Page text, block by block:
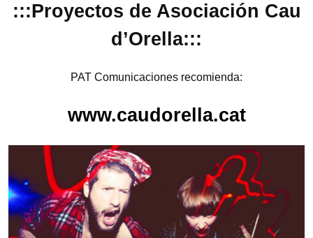
:::Proyectos de Asociación Cau
d’Orella:::
PAT Comunicaciones recomienda:
www.caudorella.cat